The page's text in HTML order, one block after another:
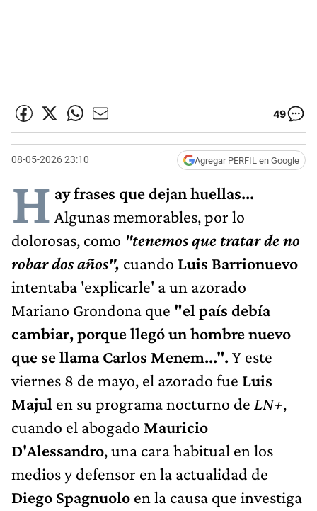
49
08-05-2026 23:10 Agregar PERFIL en Google
H ay frases que dejan huellas...
Algunas memorables, por lo
dolorosas, como "tenemos que tratar de no
robar dos años", cuando Luis Barrionuevo
intentaba 'explicarle' a un azorado
Mariano Grondona que "el país debía
cambiar, porque llegó un hombre nuevo
que se llama Carlos Menem...". Y este
viernes 8 de mayo, el azorado fue Luis
Majul en su programa nocturno de LN+,
cuando el abogado Mauricio
D'Alessandro, una cara habitual en los
medios y defensor en la actualidad de
Diego Spagnuolo en la causa que investiga